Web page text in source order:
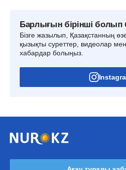
Барлығын бірінші болып
Бізге жазылып, Қазақстанның
қызықты суреттер, видеолар
хабардар болыңыз.